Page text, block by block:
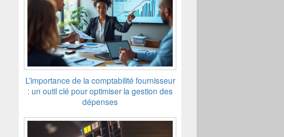
L’importance de la comptabilité fournisseur
: un outil clé pour optimiser la gestion des
dépenses